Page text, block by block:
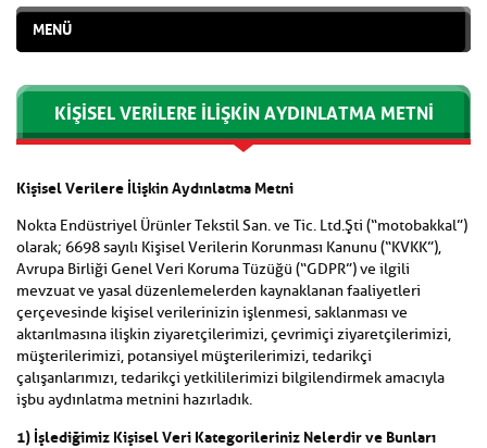
MENÜ
KIŞISEL VERILERE İLIŞKIN AYDINLATMA METNI
Kişisel Verilere İlişkin Aydınlatma Metni
Nokta Endüstriyel Ürünler Tekstil San. ve Tic. Ltd.Şti (“motobakkal”)
olarak; 6698 sayılı Kişisel Verilerin Korunması Kanunu (“KVKK”),
Avrupa Birliği Genel Veri Koruma Tüzüğü (“GDPR”) ve ilgili
mevzuat ve yasal düzenlemelerden kaynaklanan faaliyetleri
çerçevesinde kişisel verilerinizin işlenmesi, saklanması ve
aktarılmasına ilişkin ziyaretçilerimizi, çevrimiçi ziyaretçilerimizi,
müşterilerimizi, potansiyel müşterilerimizi, tedarikçi
çalışanlarımızı, tedarikçi yetkililerimizi bilgilendirmek amacıyla
işbu aydınlatma metnini hazırladık.
1) İşlediğimiz Kişisel Veri Kategorileriniz Nelerdir ve Bunları